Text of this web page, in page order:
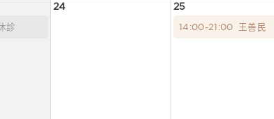
24 25
診 14:00-21:00 王善民